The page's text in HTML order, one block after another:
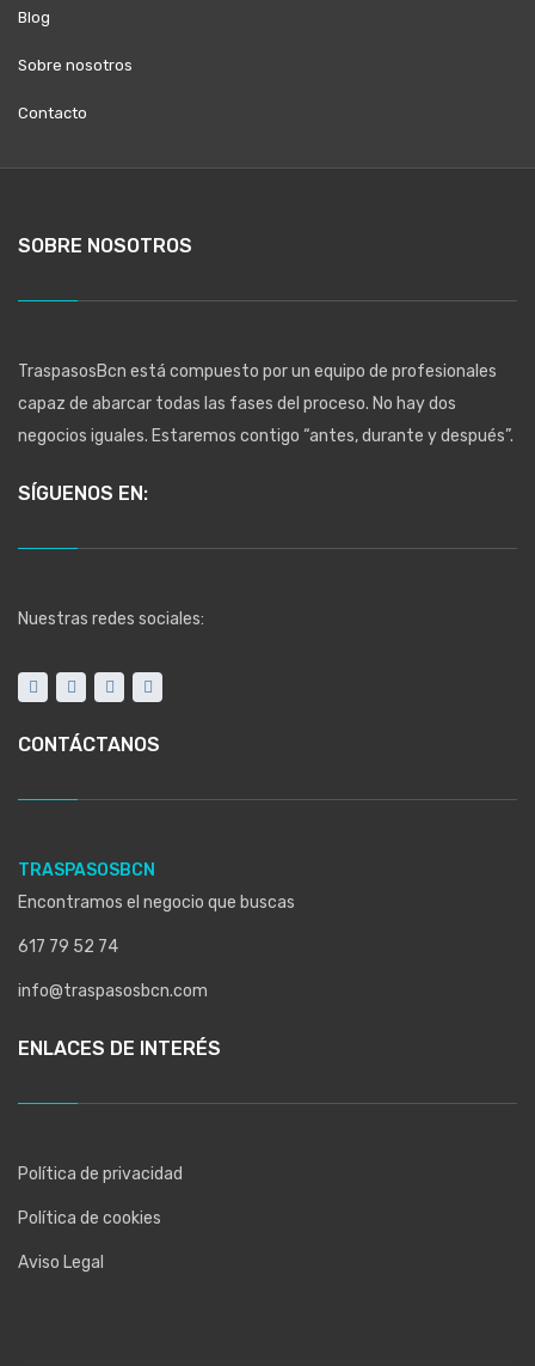
Blog
Sobre nosotros
Contacto
SOBRE NOSOTROS
TraspasosBcn está compuesto por un equipo de profesionales
capaz de abarcar todas las fases del proceso. No hay dos
negocios iguales. Estaremos contigo “antes, durante y después”.
SÍGUENOS EN:
Nuestras redes sociales:
CONTÁCTANOS
TRASPASOSBCN
Encontramos el negocio que buscas
617 79 52 74
info@traspasosbcn.com
ENLACES DE INTERÉS
Política de privacidad
Política de cookies
Aviso Legal